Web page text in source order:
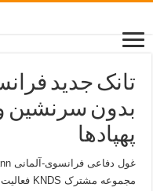
تانک جدید
بدون سرنشین و
پهپادها